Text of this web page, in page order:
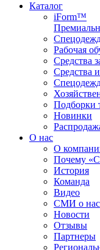
Каталог
iForm™
Рабочая
Средства
Средства
Подборки
Новинки
О нас
О
Почему
История
Команда
Видео
СМИ о нас
Новости
Отзывы
Партнеры